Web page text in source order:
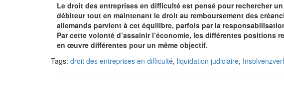
Le droit des entreprises en difficulté est pensé pour rechercher
débiteur tout en maintenant le droit au remboursement des
allemands parvient à cet équilibre, parfois par la
Par cette volonté d’assainir l’économie, les différentes positions
en œuvre différentes pour un même objectif.
Tags: droit des entreprises en difficulté, liquidation judiciaire,